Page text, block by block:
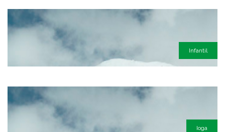
Infantil
Ioga